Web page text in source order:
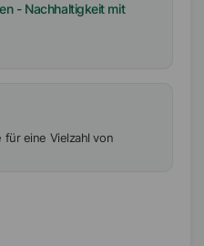
- Nachhaltigkeit mit
für eine Vielzahl von